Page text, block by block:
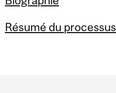
Résumé du processus